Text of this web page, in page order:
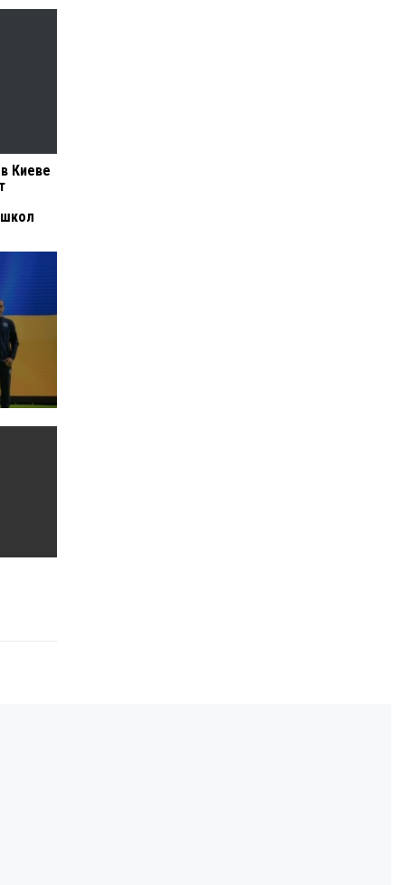
Киеве